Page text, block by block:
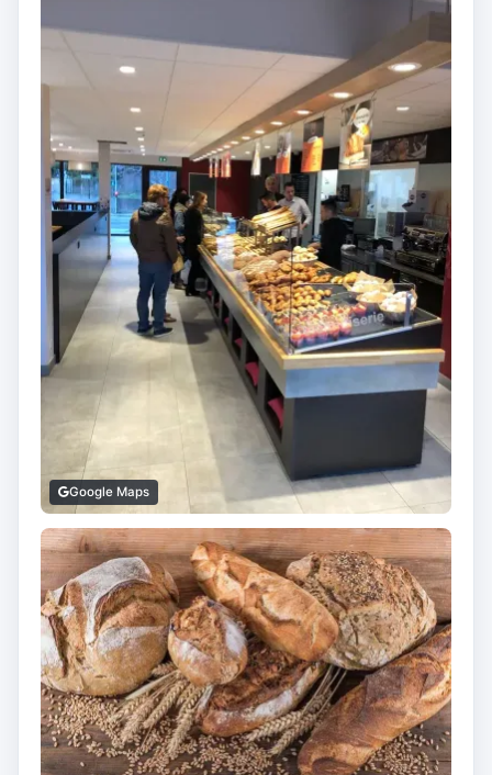
Google Maps